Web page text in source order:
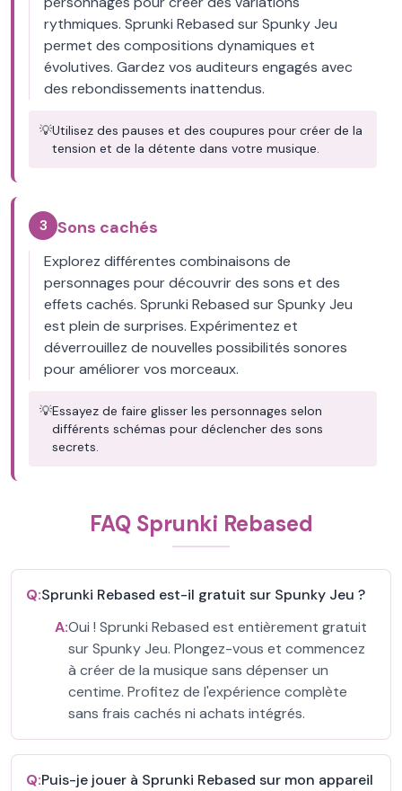
rythmiques. Sprunki Rebased sur Spunky Jeu
permet des compositions dynamiques et
évolutives. Gardez vos auditeurs engagés avec
des rebondissements inattendus.
💡Utilisez des pauses et des coupures pour créer de la
tension et de la détente dans votre musique.
3 Sons cachés
Explorez différentes combinaisons de
personnages pour découvrir des sons et des
effets cachés. Sprunki Rebased sur Spunky Jeu
est plein de surprises. Expérimentez et
déverrouillez de nouvelles possibilités sonores
pour améliorer vos morceaux.
💡Essayez de faire glisser les personnages selon
différents schémas pour déclencher des sons
secrets.
FAQ Sprunki Rebased
Q:Sprunki Rebased est-il gratuit sur Spunky Jeu ?
A:Oui ! Sprunki Rebased est entièrement gratuit
sur Spunky Jeu. Plongez-vous et commencez
à créer de la musique sans dépenser un
centime. Profitez de l'expérience complète
sans frais cachés ni achats intégrés.
Q:Puis-je jouer à Sprunki Rebased sur mon appareil